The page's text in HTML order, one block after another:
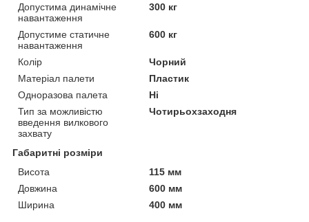
Допустима динамічне
навантаження
300 кг
Допустиме статичне
навантаження
600 кг
Колір
Чорний
Матеріал палети
Пластик
Одноразова палета
Ні
Тип за можливістю
введення вилкового
захвату
Чотирьохзаходня
Габаритні розміри
Висота
115 мм
Довжина
600 мм
Ширина
400 мм